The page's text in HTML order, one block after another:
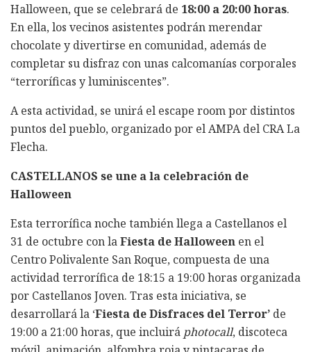
Halloween, que se celebrará de 18:00 a 20:00 horas.
En ella, los vecinos asistentes podrán merendar
chocolate y divertirse en comunidad, además de
completar su disfraz con unas calcomanías corporales
“terroríficas y luminiscentes”.
A esta actividad, se unirá el escape room por distintos
puntos del pueblo, organizado por el AMPA del CRA La
Flecha.
CASTELLANOS se une a la celebración de
Halloween
Esta terrorífica noche también llega a Castellanos el
31 de octubre con laFiesta de Halloween en el
Centro Polivalente San Roque, compuesta de una
actividad terrorífica de 18:15 a 19:00 horas organizada
por Castellanos Joven. Tras esta iniciativa, se
desarrollará la ‘Fiesta de Disfraces del Terror’ de
19:00 a 21:00 horas, que incluirá photocall, discoteca